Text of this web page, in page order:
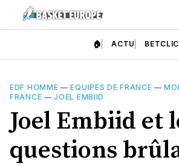
🏠 ACTU
EDF HOMME —EQUIPES DE FRANCE —
FRANCE —JOEL EMBIID
Joel Embiid et
questions